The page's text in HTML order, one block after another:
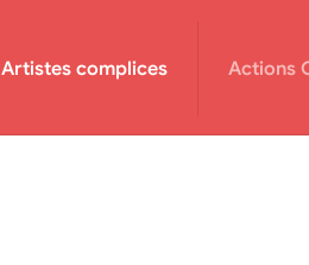
Artistes complices Actions